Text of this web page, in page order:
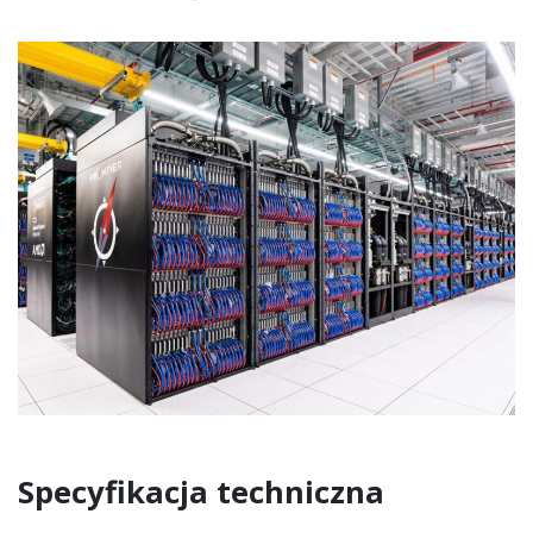
Specyfikacja techniczna